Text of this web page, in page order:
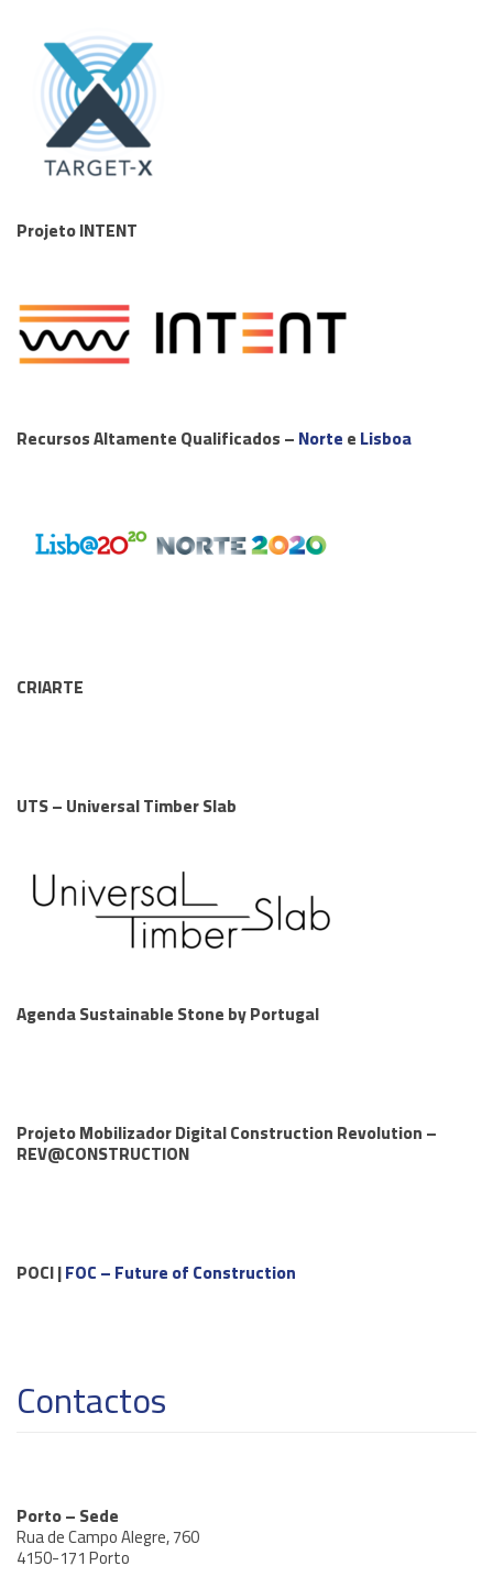
Projeto INTENT
Recursos Altamente Qualificados –NorteeLisboa
CRIARTE
UTS – Universal Timber Slab
Agenda Sustainable Stone by Portugal
Projeto Mobilizador Digital Construction Revolution –
REV@CONSTRUCTION
POCI |FOC – Future of Construction
Contactos
Porto – Sede
Rua de Campo Alegre, 760
4150-171 Porto